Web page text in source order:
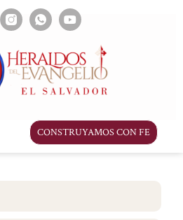
CONSTRUYAMOS CON FE